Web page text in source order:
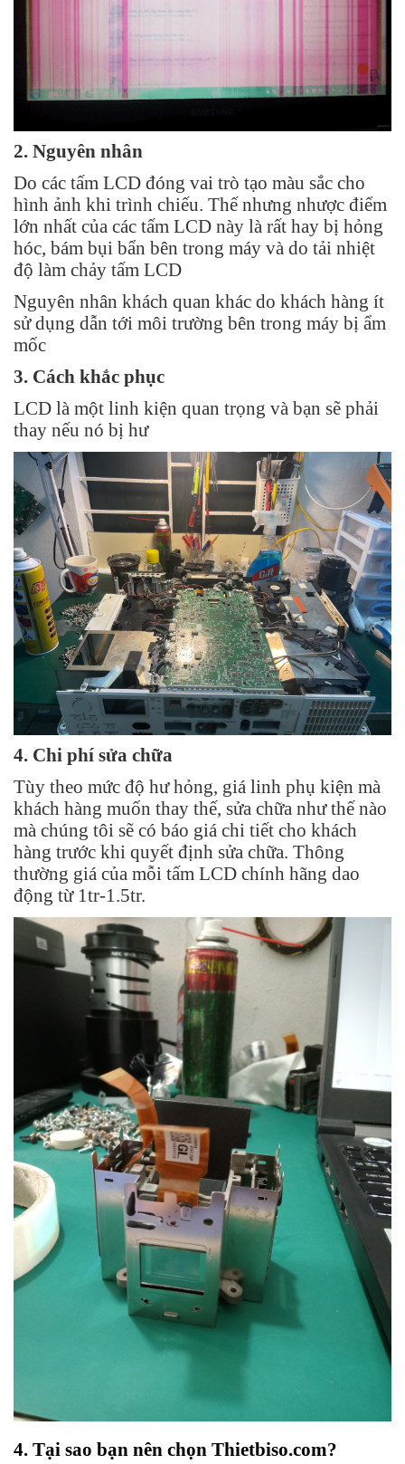
2. Nguyên nhân
Do các tấm LCD đóng vai trò tạo màu sắc cho
hình ảnh khi trình chiếu. Thế nhưng nhược điểm
lớn nhất của các tấm LCD này là rất hay bị hỏng
hóc, bám bụi bẩn bên trong máy và do tải nhiệt
độ làm chảy tấm LCD
Nguyên nhân khách quan khác do khách hàng ít
sử dụng dẫn tới môi trường bên trong máy bị ẩm
mốc
3. Cách khắc phục
LCD là một linh kiện quan trọng và bạn sẽ phải
thay nếu nó bị hư
4. Chi phí sửa chữa
Tùy theo mức độ hư hỏng, giá linh phụ kiện mà
khách hàng muốn thay thế, sửa chữa như thế nào
mà chúng tôi sẽ có báo giá chi tiết cho khách
hàng trước khi quyết định sửa chữa. Thông
thường giá của mỗi tấm LCD chính hãng dao
động từ 1tr-1.5tr.
4. Tại sao bạn nên chọn Thietbiso.com?